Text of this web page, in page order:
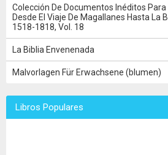
Colección De Documentos Inéditos Para
Desde El Viaje De Magallanes Hasta La
1518-1818, Vol. 18
La Biblia Envenenada
Malvorlagen Für Erwachsene (blumen)
Libros Populares